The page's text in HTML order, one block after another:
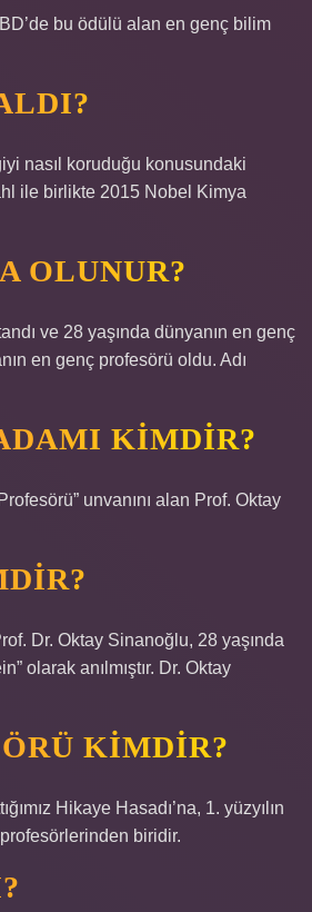
bu ödülü alan en genç bilim
nasıl koruduğu konusundaki
ile birlikte 2015 Nobel Kimya
OLUNUR?
ve 28 yaşında dünyanın en genç
en genç profesörü oldu. Adı
KIMDIR?
unvanını alan Prof. Oktay
Dr. Oktay Sinanoğlu, 28 yaşında
olarak anılmıştır. Dr. Oktay
KIMDIR?
Hikaye Hasadı’na, 1. yüzyılın
biridir.